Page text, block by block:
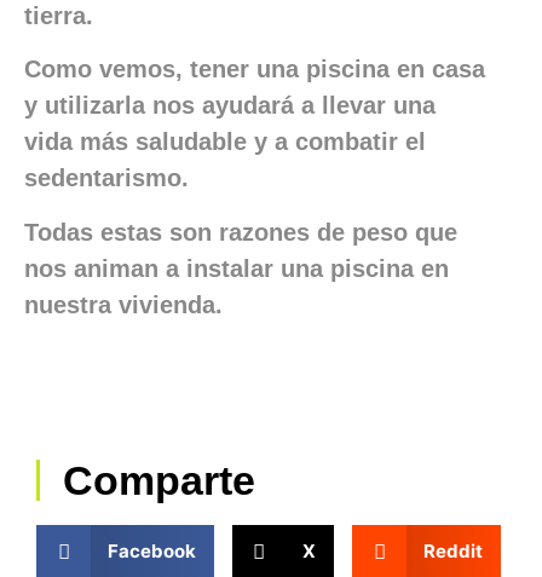
tierra.
Como vemos, tener una piscina en casa
y utilizarla nos ayudará a llevar una
vida más saludable y a combatir el
sedentarismo.
Todas estas son razones de peso que
nos animan a instalar una piscina en
nuestra vivienda.
Comparte
Facebook X Reddit